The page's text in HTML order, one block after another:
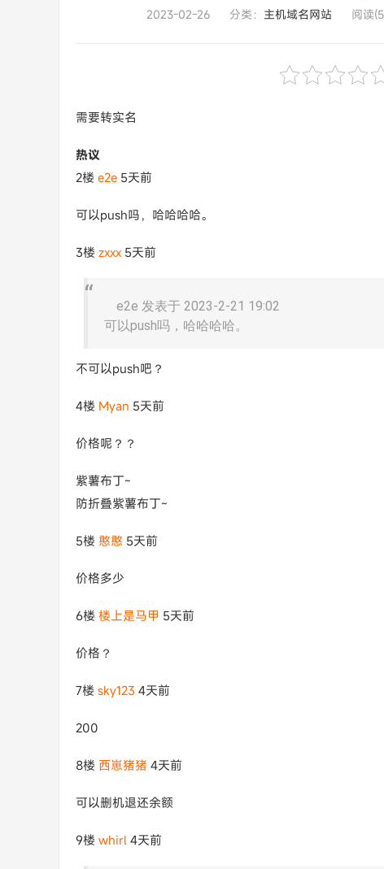
2023-02-26 分类： 主机域名网站 阅读
需要转实名
热议
2楼 e2e 5天前
可以push吗，哈哈哈哈。
3楼 zxxx 5天前
e2e 发表于 2023-2-21 19:02
可以push吗，哈哈哈哈。
不可以push吧？
4楼 Myan 5天前
价格呢？？
紫薯布丁~
防折叠紫薯布丁~
5楼 憨憨 5天前
价格多少
6楼 楼上是马甲 5天前
价格？
7楼 sky123 4天前
200
8楼 西崽猪猪 4天前
可以删机退还余额
9楼 whirl 4天前